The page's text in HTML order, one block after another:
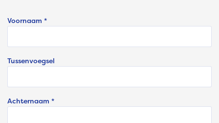
Voornaam *
Tussenvoegsel
Achternaam *